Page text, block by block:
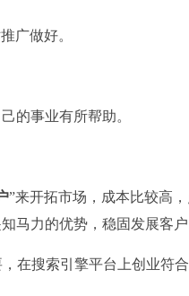
广做好。
的事业有所帮助。
”来开拓市场，成本比较高
马力的优势，稳固发展客户
在搜索引擎平台上创业符